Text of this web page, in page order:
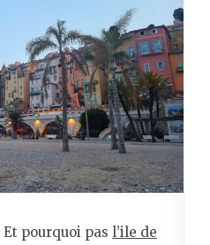
Et pourquoi pas l’ile de